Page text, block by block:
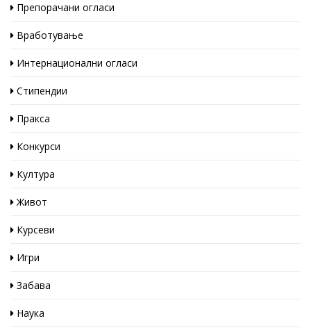
Препорачани огласи
Вработување
Интернационални огласи
Стипендии
Пракса
Конкурси
Култура
Живот
Курсеви
Игри
Забава
Наука